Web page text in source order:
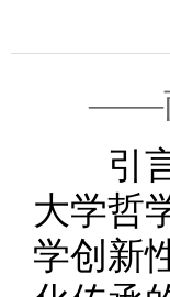
——
引
大学哲
学创新